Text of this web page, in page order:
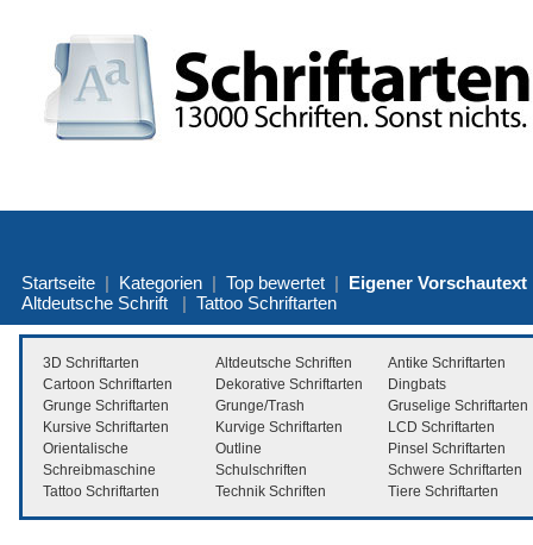
Startseite | Kategorien | Top bewertet | Eigener Vorschautext
Altdeutsche Schrift | Tattoo Schriftarten
3D Schriftarten Altdeutsche Schriften
Antike Schriftarten
Cartoon Schriftarten
Dekorative Schriftarten
Dingbats
Grunge Schriftarten
Grunge/Trash
Gruselige Schriftarten
Kursive Schriftarten
Kurvige Schriftarten
LCD Schriftarten
Orientalische
Outline
Pinsel Schriftarten
Schreibmaschine
Schulschriften
Schwere Schriftarten
Tattoo Schriftarten
Technik Schriften Tiere Schriftarten